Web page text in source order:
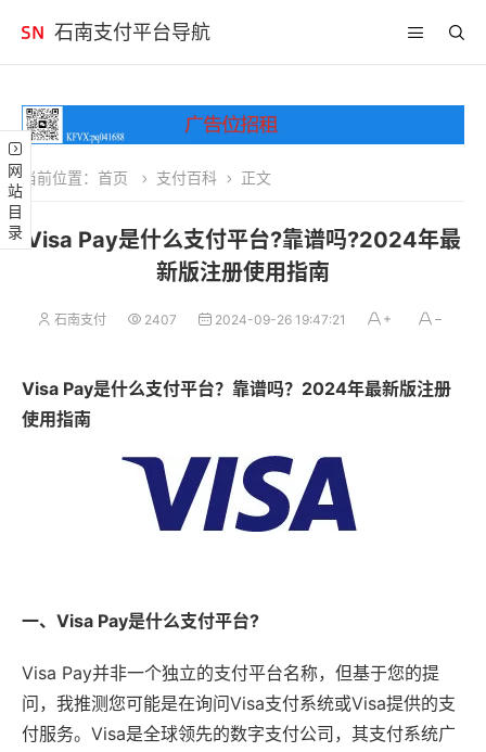
石南支付平台导航
网站目录 当前位置： 首页 支付百科 正文
Visa Pay是什么支付平台?靠谱吗?2024年最
新版注册使用指南
石南支付 2407 2024-09-26 19:47:21
Visa Pay是什么支付平台？靠谱吗？2024年最新版注册
使用指南
一、Visa Pay是什么支付平台?
Visa Pay并非一个独立的支付平台名称，但基于您的提
问，我推测您可能是在询问Visa支付系统或Visa提供的支
付服务。Visa是全球领先的数字支付公司，其支付系统广